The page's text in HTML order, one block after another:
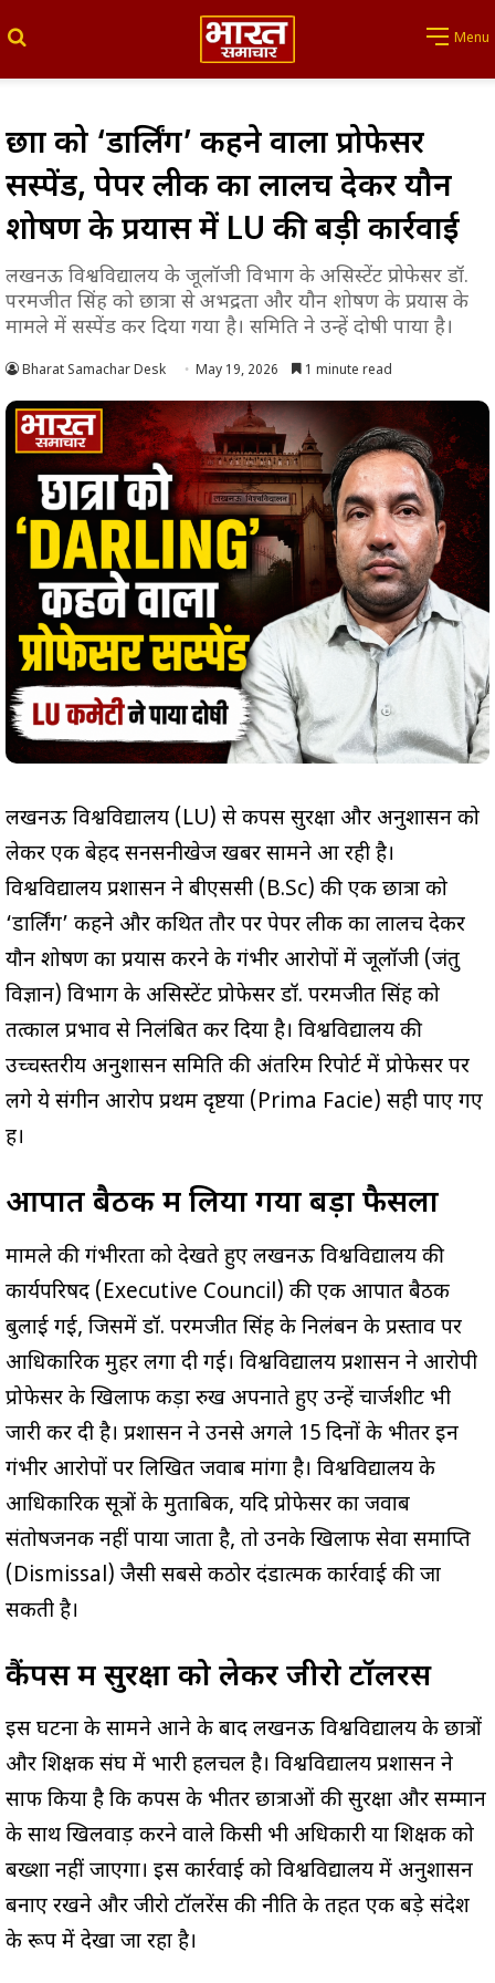
Menu
छात्रा को ‘डार्लिंग’ कहने वाला प्रोफेसर
सस्पेंड, पेपर लीक का लालच देकर यौन
शोषण के प्रयास में LU की बड़ी कार्रवाई
लखनऊ विश्वविद्यालय के जूलॉजी विभाग के असिस्टेंट प्रोफेसर डॉ.
परमजीत सिंह को छात्रा से अभद्रता और यौन शोषण के प्रयास के
मामले में सस्पेंड कर दिया गया है। समिति ने उन्हें दोषी पाया है।
Bharat Samachar Desk May 19, 2026 1 minute read
लखनऊ विश्वविद्यालय (LU) से कैंपस सुरक्षा और अनुशासन को
लेकर एक बेहद सनसनीखेज खबर सामने आ रही है।
विश्वविद्यालय प्रशासन ने बीएससी (B.Sc) की एक छात्रा को
‘डार्लिंग’ कहने और कथित तौर पर पेपर लीक का लालच देकर
यौन शोषण का प्रयास करने के गंभीर आरोपों में जूलॉजी (जंतु
विज्ञान) विभाग के असिस्टेंट प्रोफेसर डॉ. परमजीत सिंह को
तत्काल प्रभाव से निलंबित कर दिया है। विश्वविद्यालय की
उच्चस्तरीय अनुशासन समिति की अंतरिम रिपोर्ट में प्रोफेसर पर
लगे ये संगीन आरोप प्रथम दृष्टया (Prima Facie) सही पाए गए
हैं।
आपात बैठक में लिया गया बड़ा फैसला
मामले की गंभीरता को देखते हुए लखनऊ विश्वविद्यालय की
कार्यपरिषद (Executive Council) की एक आपात बैठक
बुलाई गई, जिसमें डॉ. परमजीत सिंह के निलंबन के प्रस्ताव पर
आधिकारिक मुहर लगा दी गई। विश्वविद्यालय प्रशासन ने आरोपी
प्रोफेसर के खिलाफ कड़ा रुख अपनाते हुए उन्हें चार्जशीट भी
जारी कर दी है। प्रशासन ने उनसे अगले 15 दिनों के भीतर इन
गंभीर आरोपों पर लिखित जवाब मांगा है। विश्वविद्यालय के
आधिकारिक सूत्रों के मुताबिक, यदि प्रोफेसर का जवाब
संतोषजनक नहीं पाया जाता है, तो उनके खिलाफ सेवा समाप्ति
(Dismissal) जैसी सबसे कठोर दंडात्मक कार्रवाई की जा
सकती है।
कैंपस में सुरक्षा को लेकर जीरो टॉलरेंस
इस घटना के सामने आने के बाद लखनऊ विश्वविद्यालय के छात्रों
और शिक्षक संघ में भारी हलचल है। विश्वविद्यालय प्रशासन ने
साफ किया है कि कैंपस के भीतर छात्राओं की सुरक्षा और सम्मान
के साथ खिलवाड़ करने वाले किसी भी अधिकारी या शिक्षक को
बख्शा नहीं जाएगा। इस कार्रवाई को विश्वविद्यालय में अनुशासन
बनाए रखने और जीरो टॉलरेंस की नीति के तहत एक बड़े संदेश
के रूप में देखा जा रहा है।